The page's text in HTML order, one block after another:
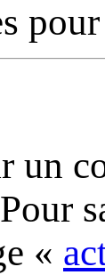
un
«